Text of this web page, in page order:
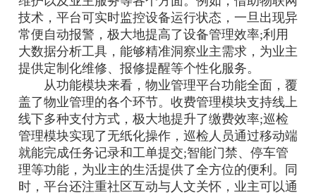
技术，平台可实时监控设备运行状态，一旦出现异
常便自动报警，极大地提高了设备管理效率;利用
大数据分析工具，能够精准洞察业主需求，为业主
提供定制化维修、报修提醒等个性化服务。
从功能模块来看，物业管理平台功能全面，覆
盖了物业管理的各个环节。收费管理模块支持线上
线下多种支付方式，极大地提升了缴费效率;巡检
管理模块实现了无纸化操作，巡检人员通过移动端
就能完成任务记录和工单提交;智能门禁、停车管
理等功能，为业主的生活提供了全方位的便利。同
时，平台还注重社区互动与人文关怀，业主可以通